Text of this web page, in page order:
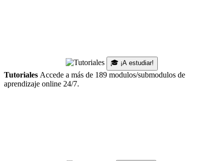
🎓 ¡A estudiar!
Tutoriales Accede a más de 189 modulos/submodulos de
aprendizaje online 24/7.